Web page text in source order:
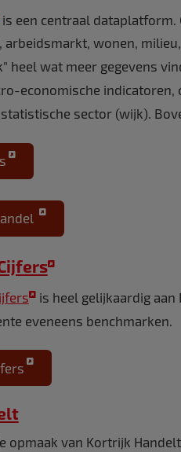
een centraal dataplatform.
arbeidsmarkt, wonen,
heel wat meer gegevens
economische indicatoren,
sector (wijk).
is heel gelijkaardig aan
eveneens benchmarken.
opmaak van Kortrijk